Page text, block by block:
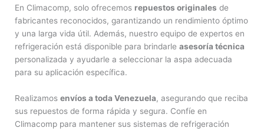
En Climacomp, solo ofrecemos repuestos originales de
fabricantes reconocidos, garantizando un rendimiento óptimo
y una larga vida útil. Además, nuestro equipo de expertos en
refrigeración está disponible para brindarle asesoría técnica
personalizada y ayudarle a seleccionar la aspa adecuada
para su aplicación específica.
Realizamos envíos a toda Venezuela, asegurando que reciba
sus repuestos de forma rápida y segura. Confíe en
Climacomp para mantener sus sistemas de refrigeración